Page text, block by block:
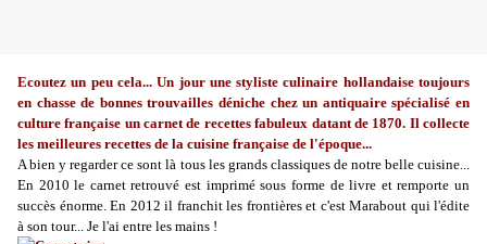
Ecoutez un peu cela... Un jour une styliste culinaire hollandaise toujours
en chasse de bonnes trouvailles déniche chez un antiquaire spécialisé en
culture française un carnet de recettes fabuleux datant de 1870. Il collecte
les meilleures recettes de la cuisine française de l'époque...
A bien y regarder ce sont là tous les grands classiques de notre belle cuisine...
En 2010 le carnet retrouvé est imprimé sous forme de livre et remporte un
succès énorme. En 2012 il franchit les frontières et c'est Marabout qui l'édite
à son tour... Je l'ai entre les mains !